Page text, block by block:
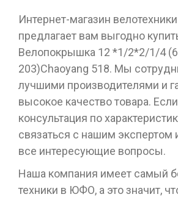
Интернет-магазин
предлагает вам выгодно
Велопокрышка 12 *1/2*2/1/4
203)Chaoyang 518. Мы
лучшими производителями и
высокое качество товара.
консультация по
связаться с нашим экспертом
все интересующие вопросы.
Наша компания имеет самый
техники в ЮФО, а это значит,